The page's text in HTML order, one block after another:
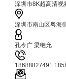
深圳市8K超高清视
深圳市南山区粤海
孔令广 梁继允
18688827491